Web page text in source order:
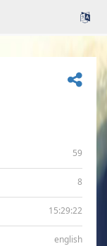
59
8
15:29:22
english